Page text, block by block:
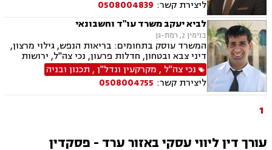
חוזים, דיני עבודה, דיני תאגידים, זכויות נשים
בהריון, ליווי עסקי
ליצירת קשר: 0508004839
לביא יעקב משרד עו"ד וחשבונאי
בנימין 2, רמת-גן
המשרד עוסק בתחומים: בריאות הנפש, גילוי מרצון,
דיני צבא ובטחון, חדלות פרעון, נכי צה"ל, ירושות
וצוואות, רשויות מקומיות, לשון הרע, משרד הביטחון,
דיני עבודה, דיני ביטוח מיסים, דיני חוזים, חוקתי
ומנהלי, דיני מקרקעין, עסקאות מכר דירה
נכי צה"ל , מקרקעין ונדל"ן, תכנון ובניה
ליצירת קשר: 0508004755
1
עורך דין ליווי עסקי באזור ערד - פסקדין